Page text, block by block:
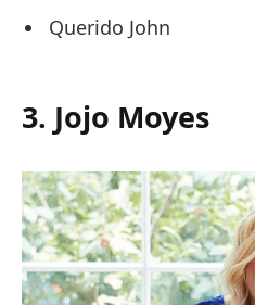
Querido John
3. Jojo Moyes